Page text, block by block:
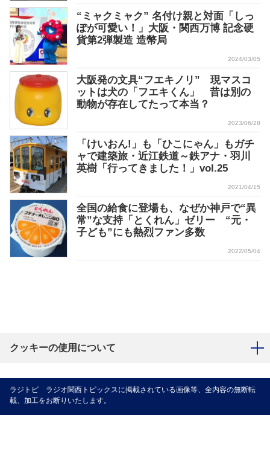
“ミャクミャク” 名付け親と対面「しっ
ぽが可愛い！」大阪・関西万博 記念硬
貨第2弾製造 造幣局
2024/03/05
大阪発の文具“フエキノリ” 現マスコ
ットは犬の「フエキくん」 昔は別の
動物が存在してたって本当？
2023/06/28
「けいおん!」も「ひこにゃん」もガチ
ャで建築旅・近江鉄道～鉄アナ・羽川
英樹「行ってきました！」vol.25
2021/04/15
全国の給食に登場も、なぜか神戸で“異
常”な支持「とくれん」ゼリー “元・
子ども”にも熱烈ファン多数
2022/05/04
クッキーの使用について
ラジトピ ラジオ関西トピックスに掲載されている画像等、全内容の無断転
載、加工をお断りいたします。